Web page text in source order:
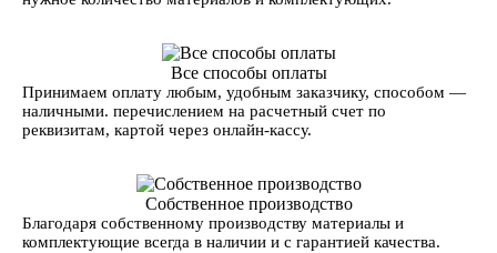
Все способы оплаты
Принимаем оплату любым, удобным заказчику, способом —
наличными. перечислением на расчетный счет по
реквизитам, картой через онлайн-кассу.
Собственное производство
Благодаря собственному производству материалы и
комплектующие всегда в наличии и с гарантией качества.